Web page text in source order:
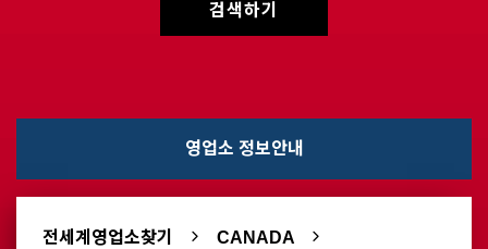
검색하기
영업소 정보안내
전세계영업소찾기
CANADA